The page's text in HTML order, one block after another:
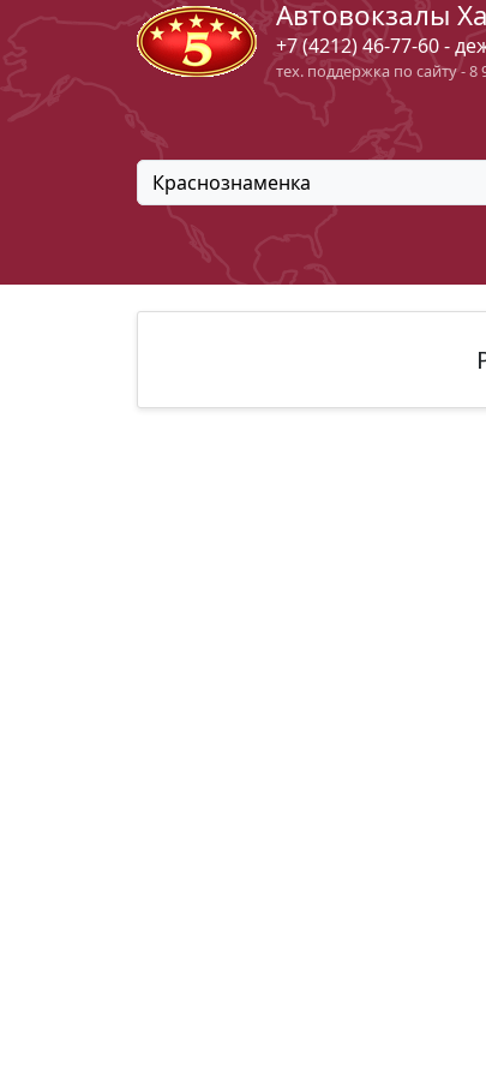
Автовокзалы
+7 (4212) 46-77-60 -
тех. поддержка по сайту - 8
Краснознаменка